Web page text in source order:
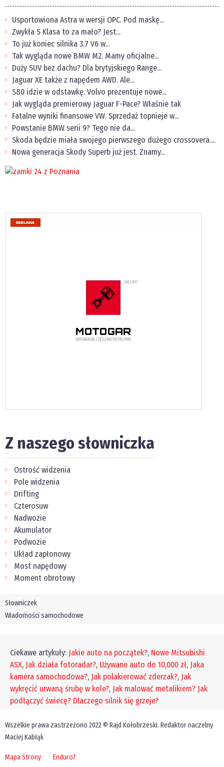
Usportowiona Astra w wersji OPC. Pod maskę...
Zwykła S Klasa to za mało? Jest...
To już koniec silnika 3.7 V6 w...
Tak wygląda nowe BMW M2. Mamy oficjalne...
Duży SUV bez dachu? Dla brytyjskiego Range...
Jaguar XE także z napędem AWD. Ale...
S80 idzie w odstawkę. Volvo prezentuje nowe...
Jak wygląda premierowy Jaguar F-Pace? Właśnie tak
Fatalne wyniki finansowe VW. Sprzedaż topnieje w...
Powstanie BMW serii 9? Tego nie da...
Skoda będzie miała swojego pierwszego dużego crossovera....
Nowa generacja Skody Superb już jest. Znamy...
Z naszego słowniczka
Ostrość widzenia
Pole widzenia
Drifting
Czterosuw
Nadwozie
Akumulator
Podwozie
Układ zapłonowy
Most napędowy
Moment obrotowy
Słowniczek
Wiadomości samochodowe
Ciekawe artykuły: Jakie auto na początek?, Nowe Mitsubishi
ASX, Jak działa fotoradar?, Używane auto do 10,000 zł, Jaka
kamera samochodowa?, Jak polakierować zderzak?, Jak
wykręcić urwaną śrubę w kole?, Jak malować metalikiem? Jak
podłączyć świecę? Dlaczego silnik się grzeje?
Wszelkie prawa zastrzeżono 2022 © Rajd Kołobrzeski. Redaktor naczelny
Maciej Kabłąk
Mapa Strony Enduro7